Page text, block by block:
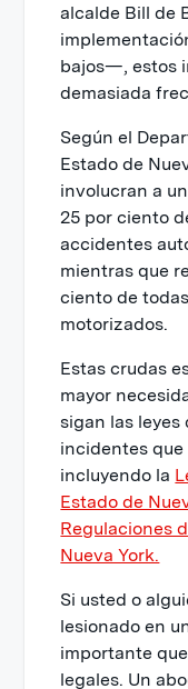
alcalde Bill de
bajos—, estos
demasiada
Según el
Estado de
involucran a
25 por ciento
accidentes
mientras que
ciento de
motorizados.
Estas crudas
mayor
sigan las
incidentes
incluyendo la
Estado de
Regulaciones
Nueva York.
Si usted o
lesionado en
importante
legales. Un